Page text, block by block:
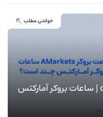
برررسی ساعت بروکر amarket | ساعات بروکر آمارکتس
خواندن مطلب